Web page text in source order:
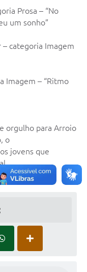
Prosa – “No
um sonho”
categoria Imagem
Imagem – “Ritmo
orgulho para Arroio
o
jovens que